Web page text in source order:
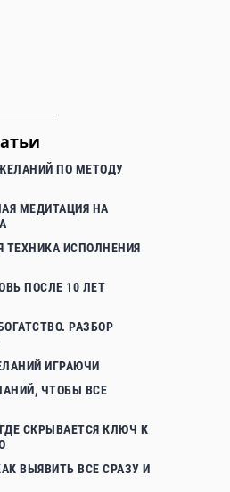
ПО МЕТОДУ
МЕДИТАЦИЯ НА
ТЕХНИКА ИСПОЛНЕНИЯ
ПОСЛЕ 10 ЛЕТ
РАЗБОР
ИГРАЮЧИ
ЧТОБЫ ВСЕ
СКРЫВАЕТСЯ КЛЮЧ К
ВЫЯВИТЬ ВСЕ СРАЗУ И